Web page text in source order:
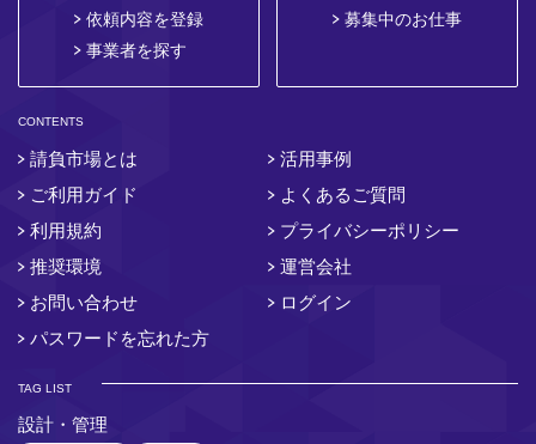
依頼内容を登録
事業者を探す
募集中のお仕事
CONTENTS
請負市場とは
活用事例
ご利用ガイド
よくあるご質問
利用規約
プライバシーポリシー
推奨環境
運営会社
お問い合わせ
ログイン
パスワードを忘れた方
TAG LIST
設計・管理